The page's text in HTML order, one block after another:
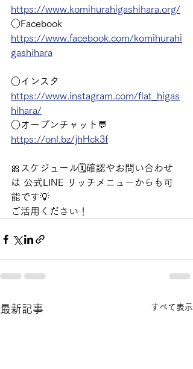
https://www.komihurahigashihara.org/
○Facebook
https://www.facebook.com/komihurahi
gashihara
○インスタ
https://www.instagram.com/flat_higas
hihara/
○オープンチャット💬
https://onl.bz/jhHck3f
🎀スケジュール🗓️確認やお問い合わせ
は 公式LINE リッチメニューからも可
能です💡
ご活用ください！
最新記事 すべて表示